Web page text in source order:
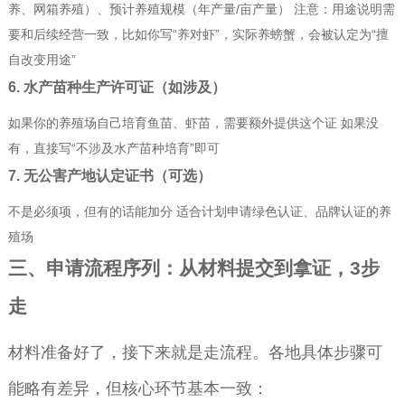
养、网箱养殖）、预计养殖规模（年产量/亩产量） 注意：用途说明需
要和后续经营一致，比如你写“养对虾”，实际养螃蟹，会被认定为“擅
自改变用途”
6. 水产苗种生产许可证（如涉及）
如果你的养殖场自己培育鱼苗、虾苗，需要额外提供这个证 如果没
有，直接写“不涉及水产苗种培育”即可
7. 无公害产地认定证书（可选）
不是必须项，但有的话能加分 适合计划申请绿色认证、品牌认证的养
殖场
三、申请流程序列：从材料提交到拿证，3步
走
材料准备好了，接下来就是走流程。各地具体步骤可
能略有差异，但核心环节基本一致：